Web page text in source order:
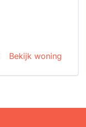
Bekijk woning